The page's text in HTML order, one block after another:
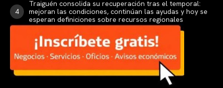
Traiguén consolida su recuperación tras el temporal:
mejoran las condiciones, continúan las ayudas y hoy se
esperan definiciones sobre recursos regionales